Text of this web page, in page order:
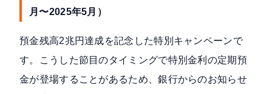
月〜2025年5月）
預金残高2兆円達成を記念した特別キャンペーンで
す。こうした節目のタイミングで特別金利の定期預
金が登場することがあるため、銀行からのお知らせ